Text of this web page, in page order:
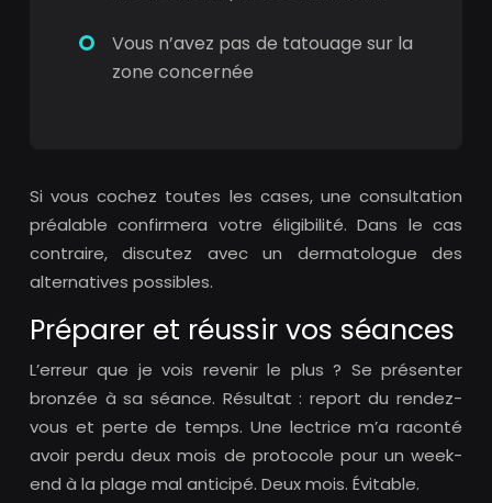
Vous n’avez pas de tatouage sur la
zone concernée
Si vous cochez toutes les cases, une consultation
préalable confirmera votre éligibilité. Dans le cas
contraire, discutez avec un dermatologue des
alternatives possibles.
Préparer et réussir vos séances
L’erreur que je vois revenir le plus ? Se présenter
bronzée à sa séance. Résultat : report du rendez-
vous et perte de temps. Une lectrice m’a raconté
avoir perdu deux mois de protocole pour un week-
end à la plage mal anticipé. Deux mois. Évitable.